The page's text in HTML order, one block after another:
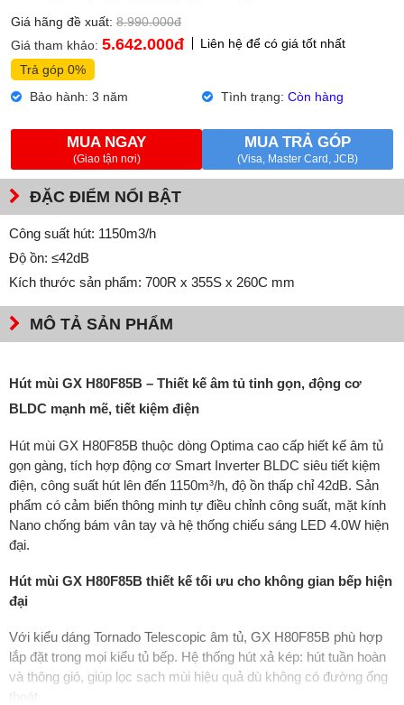
Giá hãng đề xuất: 8.990.000đ
Giá tham khảo: 5.642.000đ
Liên hệ để có giá tốt nhất
Trả góp 0%
Bảo hành: 3 năm
Tình trạng: Còn hàng
MUA NGAY
(Giao tận nơi)
MUA TRẢ GÓP
(Visa, Master Card, JCB)
ĐẶC ĐIỂM NỔI BẬT
Công suất hút: 1150m3/h
Độ ồn: ≤42dB
Kích thước sản phẩm: 700R x 355S x 260C mm
MÔ TẢ SẢN PHẨM
Hút mùi GX H80F85B – Thiết kế âm tủ tinh gọn, động cơ
BLDC mạnh mẽ, tiết kiệm điện
Hút mùi GX H80F85B thuộc dòng Optima cao cấp hiết kế âm tủ
gọn gàng, tích hợp động cơ Smart Inverter BLDC siêu tiết kiệm
điện, công suất hút lên đến 1150m³/h, độ ồn thấp chỉ 42dB. Sản
phẩm có cảm biến thông minh tự điều chỉnh công suất, mặt kính
Nano chống bám vân tay và hệ thống chiếu sáng LED 4.0W hiện
đại.
Hút mùi GX H80F85B thiết kế tối ưu cho không gian bếp hiện
đại
Với kiểu dáng Tornado Telescopic âm tủ, GX H80F85B phù hợp
lắp đặt trong mọi kiểu tủ bếp. Hệ thống hút xả kép: hút tuần hoàn
và thông gió, giúp lọc sạch mùi hiệu quả dù không có đường ống
thoát.